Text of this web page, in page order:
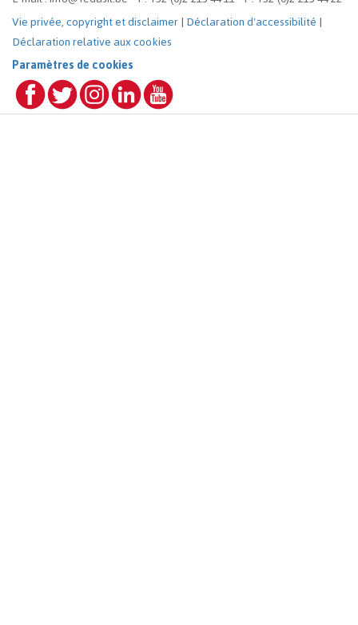
Vie privée, copyright et disclaimer|Déclaration d'accessibilité|
Déclaration relative aux cookies
Paramètres de cookies